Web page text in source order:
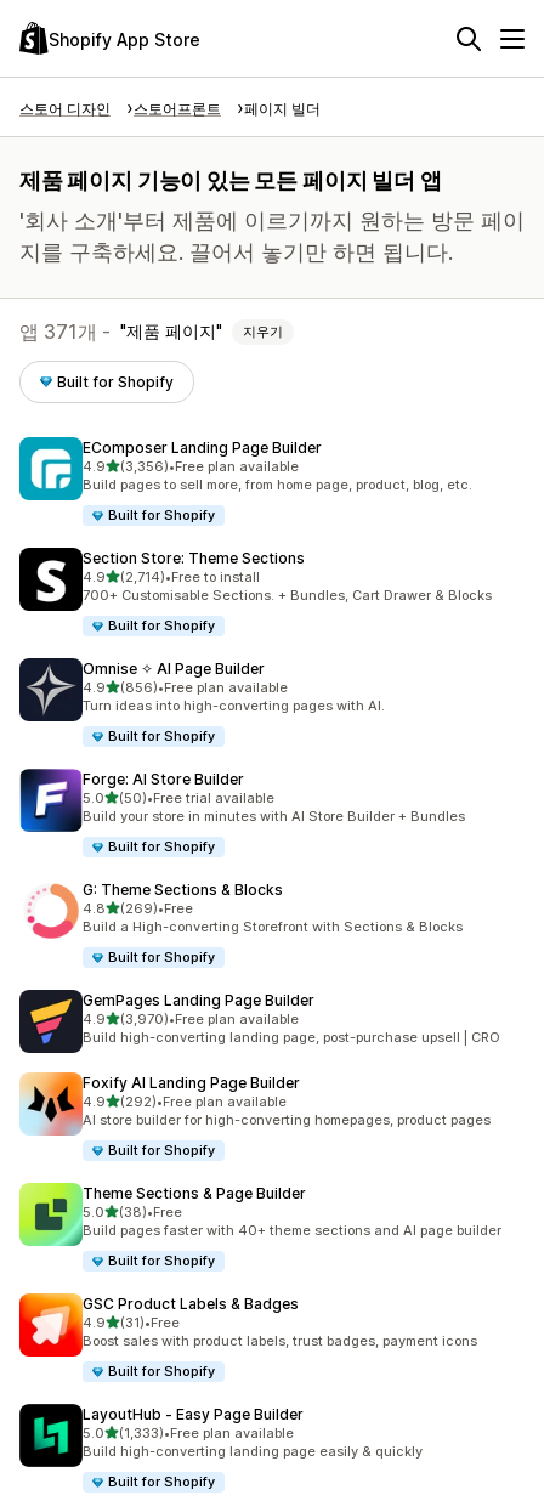
Shopify App Store
스토어 디자인 스토어프론트 페이지 빌더
제품 페이지 기능이 있는 모든 페이지 빌더 앱
'회사 소개'부터 제품에 이르기까지 원하는 방문 페이
지를 구축하세요. 끌어서 놓기만 하면 됩니다.
앱 371개 - 제품 페이지 지우기
Built for Shopify
EComposer Landing Page Builder
4.9별 5개 중
(3,356)
총 리뷰 3356개
•Free plan available
Build pages to sell more, from home page, product, blog, etc.
Built for Shopify
Section Store: Theme Sections
4.9별 5개 중
(2,714)
총 리뷰 2714개
•Free to install
700+ Customisable Sections. + Bundles, Cart Drawer & Blocks
Built for Shopify
Omnise ✧ AI Page Builder
4.9별 5개 중
(856)
총 리뷰 856개
•Free plan available
Turn ideas into high-converting pages with AI.
Built for Shopify
Forge: AI Store Builder
5.0별 5개 중
(50)
총 리뷰 50개
•Free trial available
Build your store in minutes with AI Store Builder + Bundles
Built for Shopify
G: Theme Sections & Blocks
4.8별 5개 중
(269)
총 리뷰 269개
•Free
Build a High-converting Storefront with Sections & Blocks
Built for Shopify
GemPages Landing Page Builder
4.9별 5개 중
(3,970)
총 리뷰 3970개
•Free plan available
Build high-converting landing page, post-purchase upsell | CRO
Foxify AI Landing Page Builder
4.9별 5개 중
(292)
총 리뷰 292개
•Free plan available
AI store builder for high-converting homepages, product pages
Built for Shopify
Theme Sections & Page Builder
5.0별 5개 중
(38)
총 리뷰 38개
•Free
Build pages faster with 40+ theme sections and AI page builder
Built for Shopify
GSC Product Labels & Badges
4.9별 5개 중
(31)
총 리뷰 31개
•Free
Boost sales with product labels, trust badges, payment icons
Built for Shopify
LayoutHub ‑ Easy Page Builder
5.0별 5개 중
(1,333)
총 리뷰 1333개
•Free plan available
Build high-converting landing page easily & quickly
Built for Shopify